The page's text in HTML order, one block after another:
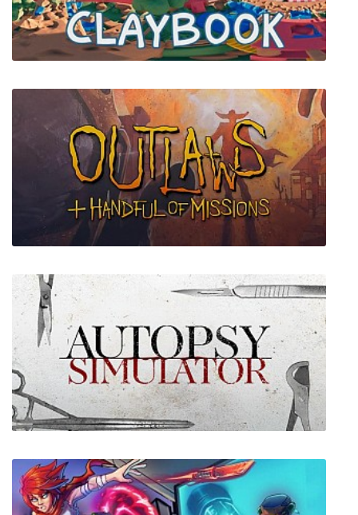
Videogame
Claybook
Outlaws + A Handful of Missions